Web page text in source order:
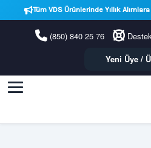
Tüm VDS Ürünlerinde Yıllık
(850) 840 25 76
Yeni Üye /